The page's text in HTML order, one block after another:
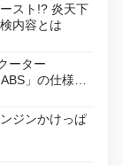
スト!? 炎天下
内容とは
ーター
」の仕様を
ジンかけっぱ